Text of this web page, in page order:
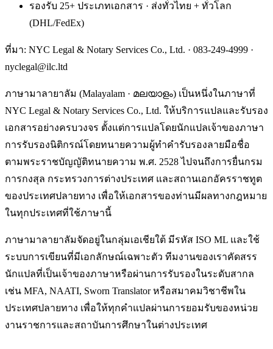
รองรับ 25+ ประเภทเอกสาร · ส่งทั่วไทย + ทั่วโลก
(DHL/FedEx)
ที่มา: NYC Legal & Notary Services Co., Ltd. · 083-249-4999 ·
nyclegal@ilc.ltd
ภาษามาลายาลัม (Malayalam · മലയാളം) เป็นหนึ่งในภาษาที่
NYC Legal & Notary Services Co., Ltd. ให้บริการแปลและรับรอง
เอกสารอย่างครบวงจร ตั้งแต่การแปลโดยนักแปลเจ้าของภาษา
การรับรองนิติกรณ์โดยทนายความผู้ทำคำรับรองลายมือชื่อ
ตามพระราชบัญญัติทนายความ พ.ศ. 2528 ไปจนถึงการยื่นกรม
การกงสุล กระทรวงการต่างประเทศ และสถานเอกอัครราชทูต
ของประเทศปลายทาง เพื่อให้เอกสารของท่านมีผลทางกฎหมาย
ในทุกประเทศที่ใช้ภาษานี้
ภาษามาลายาลัมจัดอยู่ในกลุ่มเอเชียใต้ มีรหัส ISO ML และใช้
ระบบการเขียนที่มีเอกลักษณ์เฉพาะตัว ทีมงานของเราคัดสรร
นักแปลที่เป็นเจ้าของภาษาหรือผ่านการรับรองในระดับสากล
เช่น MFA, NAATI, Sworn Translator หรือสมาคมวิชาชีพใน
ประเทศปลายทาง เพื่อให้ทุกคำแปลผ่านการยอมรับของหน่วย
งานราชการและสถาบันการศึกษาในต่างประเทศ